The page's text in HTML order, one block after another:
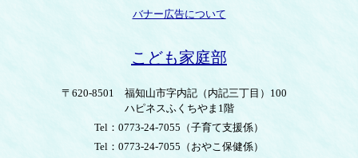
バナー広告について
こども家庭部
〒620-8501 福知山市字内記（内記三丁目）100
ハピネスふくちやま1階
Tel：0773-24-7055 （子育て支援係）
Tel：0773-24-7055 （おやこ保健係）